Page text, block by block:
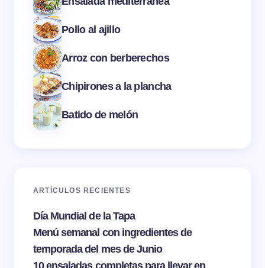
Pollo al ajillo
Arroz con berberechos
Chipirones a la plancha
Batido de melón
ARTÍCULOS RECIENTES
Día Mundial de la Tapa
Menú semanal con ingredientes de
temporada del mes de Junio
10 ensaladas completas para llevar en